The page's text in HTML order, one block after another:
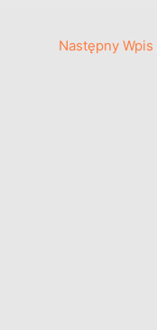
Następny Wpis